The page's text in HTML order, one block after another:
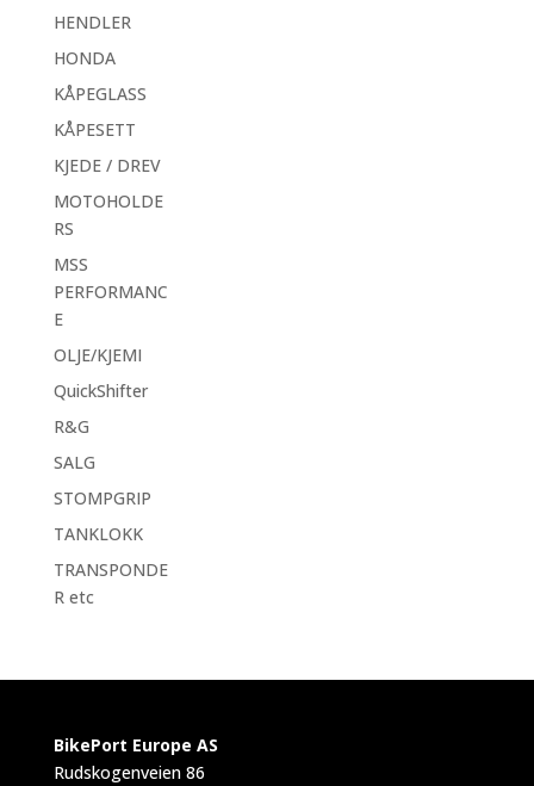
HENDLER
HONDA
KÅPEGLASS
KÅPESETT
KJEDE / DREV
MOTOHOLDE
RS
MSS
PERFORMANC
E
OLJE/KJEMI
QuickShifter
R&G
SALG
STOMPGRIP
TANKLOKK
TRANSPONDE
R etc
BikePort Europe AS
Rudskogenveien 86